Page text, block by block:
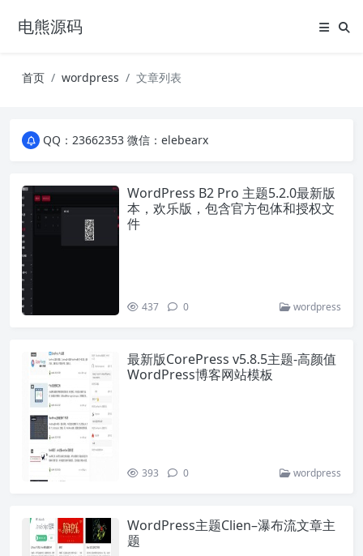
电熊源码
首页 wordpress 文章列表
QQ：23662353 微信：elebearx
WordPress B2 Pro 主题5.2.0最新版
本，欢乐版，包含官方包体和授权文
件
437 0 wordpress
最新版CorePress v5.8.5主题-高颜值
WordPress博客网站模板
393 0 wordpress
WordPress主题Clien–瀑布流文章主
题